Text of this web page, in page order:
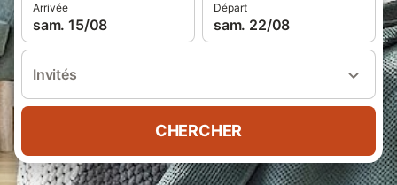
Arrivée
sam. 15/08
Départ
sam. 22/08
Invités
CHERCHER